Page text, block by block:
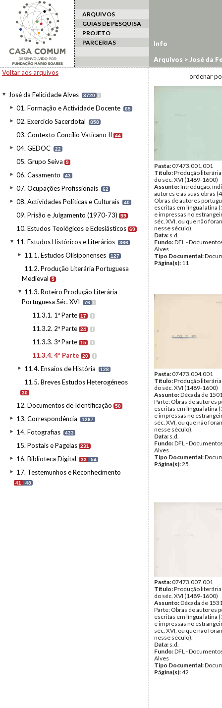
ARQUIVOS
GUIAS DE PESQUISA
PROJETO
PARCERIAS
Voltar aos arquivos
José da Felicidade Alves 3720 I
01. Formação e Actividade Docente 65
02. Exercício Sacerdotal 858
03. Contexto Concílio Vaticano II 44
04. GEDOC 22
05. Grupo Seiva 9
06. Casamento 43
07. Ocupações Profissionais 62
08. Actividades Políticas e Culturais 40
09. Prisão e Julgamento (1970-73) 59
10. Estudos Teológicos e Eclesiásticos 69
11. Estudos Históricos e Literários 366
11.1. Estudos Olisiponenses 127
11.2. Produção Literária Portuguesa
Medieval
5
11.3. Roteiro Produção Literária
Portuguesa Séc. XVI
76 I
11.3.1. 1ª Parte 17 I
11.3.2. 2ª Parte 24 I
11.3.3. 3ª Parte 15 I
11.3.4. 4ª Parte 20 I
11.4. Ensaios de História 128
11.5. Breves Estudos Heterogéneos
30
12. Documentos de Identificação 50
13. Correspondência 1267
14. Fotografias 433
15. Postais e Pagelas 231
16. Biblioteca Digital 33 54
17. Testemunhos e Reconhecimento
41 48
Info
Arquivos > José da
Literária Portuguesa
ordenar
Pasta:07473.001.001
Título:Produção
do séc. XVI (1489-1600)
Assunto:Introdução,
autores e as suas obras
Obras de autores
escritas em língua latina
e impressas no
séc. XVI, ou que não
nesse século).
Data: s.d.
Fundo:DFL -
Alves
Tipo Documental:
Página(s): 11
Pasta:07473.004.001
Título:Produção
do séc. XVI (1489-1600)
Assunto:Década de
Parte: Obras de autores
escritas em língua latina
e impressas no
séc. XVI, ou que não
nesse século).
Data: s.d.
Fundo:DFL -
Alves
Tipo Documental:
Página(s):25
Pasta:07473.007.001
Título:Produção
do séc. XVI (1489-1600)
Assunto:Década de
Parte: Obras de autores
escritas em língua latina
e impressas no
séc. XVI, ou que não
nesse século).
Data: s.d.
Fundo:DFL -
Alves
Tipo Documental:
Página(s):42